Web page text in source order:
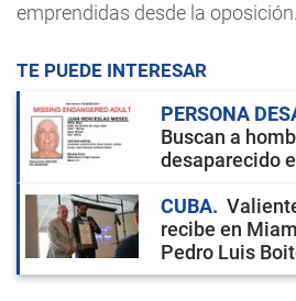
emprendidas desde la oposición.
TE PUEDE INTERESAR
PERSONA
Buscan a
desaparecido
CUBA
recibe en
Pedro Luis